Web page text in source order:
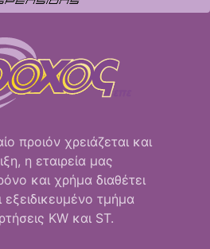
προιόν χρειάζεται και
η εταιρεία μας
και χρήμα διαθέτει
τμήμα
KW και ST.